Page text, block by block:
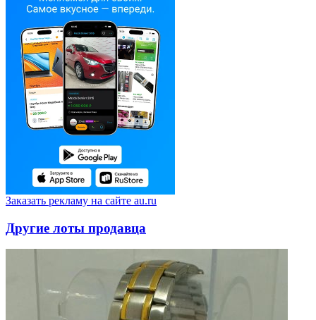
Заказать рекламу на сайте au.ru
Другие лоты продавца